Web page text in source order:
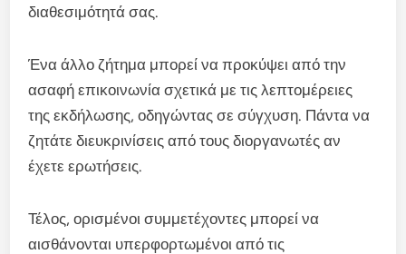
διαθεσιμότητά σας.
Ένα άλλο ζήτημα μπορεί να προκύψει από την
ασαφή επικοινωνία σχετικά με τις λεπτομέρειες
της εκδήλωσης, οδηγώντας σε σύγχυση. Πάντα να
ζητάτε διευκρινίσεις από τους διοργανωτές αν
έχετε ερωτήσεις.
Τέλος, ορισμένοι συμμετέχοντες μπορεί να
αισθάνονται υπερφορτωμένοι από τις